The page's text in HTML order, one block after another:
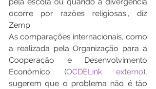
ocorre por razões religiosas”, diz
Zemp.
As comparações internacionais, como
a realizada pela Organização para a
Cooperação e Desenvolvimento
Econômico (OCDELink externo),
sugerem que o problema não é tão